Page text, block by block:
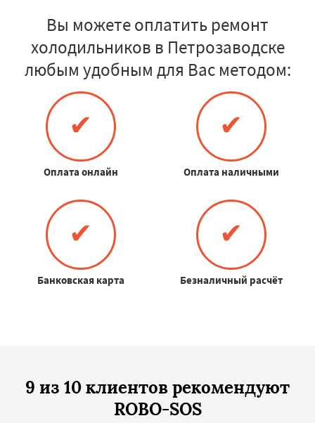
Вы можете оплатить ремонт
холодильников в Петрозаводске
любым удобным для Вас методом:
✔
Оплата онлайн
✔
Оплата наличными
✔
Банковская карта
✔
Безналичный расчёт
9 из 10 клиентов рекомендуют
ROBO-SOS